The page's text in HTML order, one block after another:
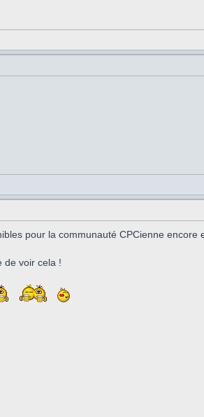
pour la communauté CPCienne encore
de voir cela !